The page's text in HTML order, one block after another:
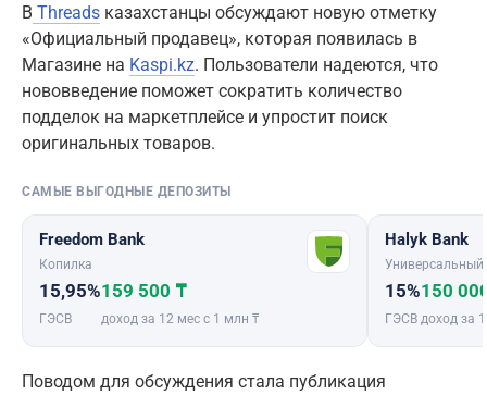
В Threads казахстанцы обсуждают новую отметку
«Официальный продавец», которая появилась в
Магазине на Kaspi.kz. Пользователи надеются, что
нововведение поможет сократить количество
подделок на маркетплейсе и упростит поиск
оригинальных товаров.
САМЫЕ ВЫГОДНЫЕ ДЕПОЗИТЫ
Freedom Bank
Копилка
15,95%
ГЭСВ
159 500 ₸
доход за 12 мес с 1 млн ₸
Halyk Bank
Универсальный
15%
ГЭСВ
150
доход за
Поводом для обсуждения стала публикация